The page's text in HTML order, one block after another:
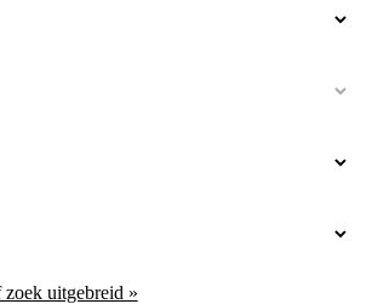
zoek uitgebreid »